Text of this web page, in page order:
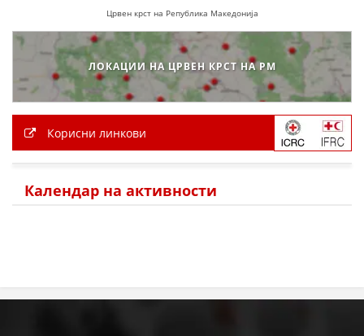
ДОГОВОРИ
ЗНАЧЕЊЕ НА СЛУЖБАТА ЗА БАРАЊЕ
ЗДРАВСТВЕНО ПРЕВЕНТИВНА ДЕЈНОСТ
Црвен крст на Република Македонија
ЛОКАЦИИ НА ЦРВЕН КРСТ НА РМ
Корисни линкови
Календар на активности